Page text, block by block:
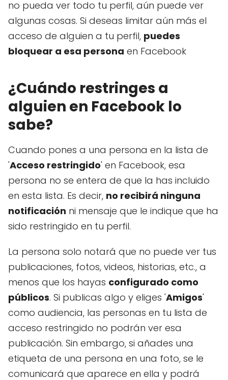
no pueda ver todo tu perfil, aún puede ver
algunas cosas. Si deseas limitar aún más el
acceso de alguien a tu perfil, puedes
bloquear a esa persona en Facebook
¿Cuándo restringes a
alguien en Facebook lo
sabe?
Cuando pones a una persona en la lista de
'Acceso restringido' en Facebook, esa
persona no se entera de que la has incluido
en esta lista. Es decir, no recibirá ninguna
notificación ni mensaje que le indique que ha
sido restringido en tu perfil.
La persona solo notará que no puede ver tus
publicaciones, fotos, videos, historias, etc., a
menos que los hayas configurado como
públicos. Si publicas algo y eliges 'Amigos'
como audiencia, las personas en tu lista de
acceso restringido no podrán ver esa
publicación. Sin embargo, si añades una
etiqueta de una persona en una foto, se le
comunicará que aparece en ella y podrá